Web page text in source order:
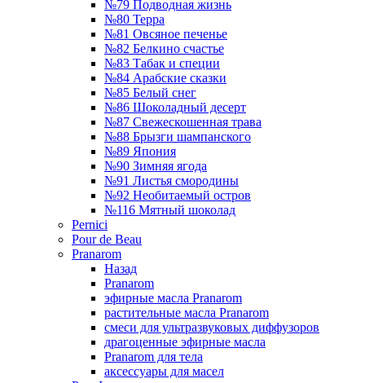
№79 Подводная жизнь
№80 Терра
№81 Овсяное печенье
№82 Белкино счастье
№83 Табак и специи
№84 Арабские сказки
№85 Белый снег
№86 Шоколадный десерт
№87 Свежескошенная трава
№88 Брызги шампанского
№89 Япония
№90 Зимняя ягода
№91 Листья смородины
№92 Необитаемый остров
№116 Мятный шоколад
Pernici
Pour de Beau
Pranarom
Назад
Pranarom
эфирные масла Pranarom
растительные масла Pranarom
смеси для ультразвуковых диффузоров
драгоценные эфирные масла
Pranarom для тела
аксессуары для масел